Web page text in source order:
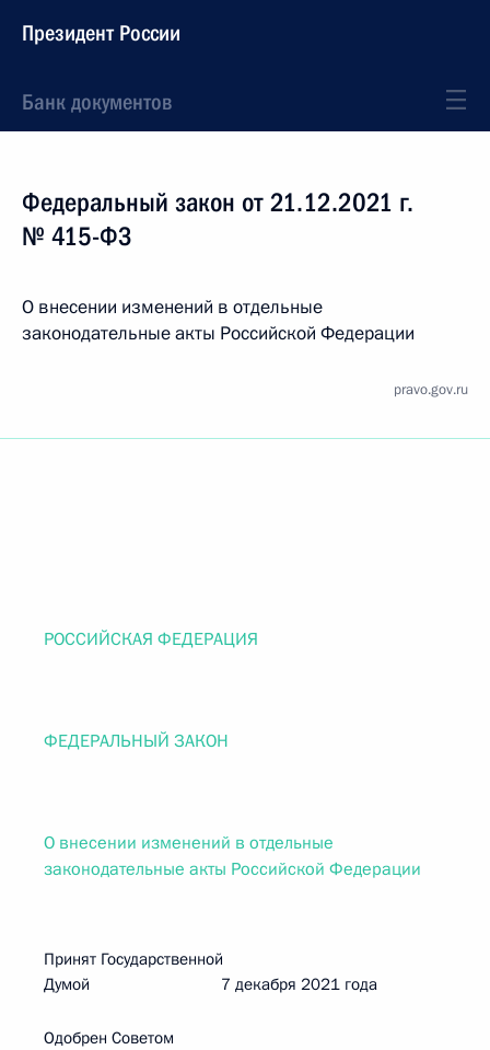
Президент России
Банк документов
Федеральный закон от 21.12.2021 г.
№ 415-ФЗ
О внесении изменений в отдельные
законодательные акты Российской Федерации
pravo.gov.ru
РОССИЙСКАЯ ФЕДЕРАЦИЯ
ФЕДЕРАЛЬНЫЙ ЗАКОН
О внесении изменений в отдельные
законодательные акты Российской Федерации
Принят Государственной
Думой 7 декабря 2021 года
Одобрен Советом